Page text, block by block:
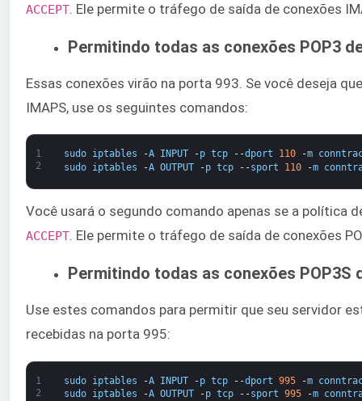
ACCEPT​. Ele permite o tráfego de saída de conexões
Permitindo todas as conexões POP3
Essas conexões virão na porta 993. Se você deseja
IMAPS, use os seguintes comandos:
1
2
sudo iptables -A INPUT -p tcp --dport 110 -m
sudo
iptables -A OUTPUT -p tcp --sport 110 -m
Você usará o segundo comando apenas se a política
ACCEPT​. Ele permite o tráfego de saída de conexões
Permitindo todas as conexões POP3S
Use estes comandos para permitir que seu servidor
recebidas na porta 995:
1
2
sudo iptables -A INPUT -p tcp --dport 995 -m
sudo
iptables -A OUTPUT -p tcp --sport 995 -m